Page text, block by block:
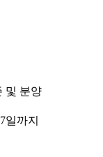
및 분양
일까지